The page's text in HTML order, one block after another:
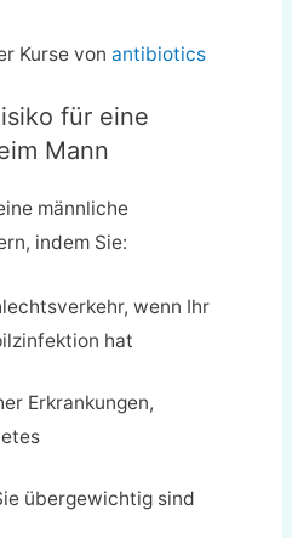
Kurse vonantibiotics
für eine
Mann
männliche
indem Sie:
wenn Ihr
hat
Erkrankungen,
übergewichtig sind